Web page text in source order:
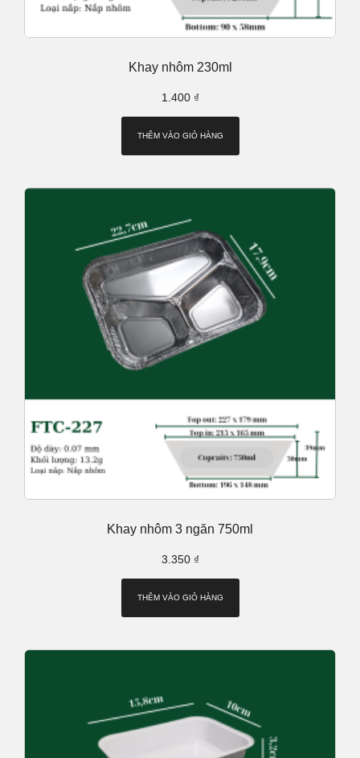
Khay nhôm 230ml
1.400 ₫
THÊM VÀO GIỎ HÀNG
Khay nhôm 3 ngăn 750ml
3.350 ₫
THÊM VÀO GIỎ HÀNG